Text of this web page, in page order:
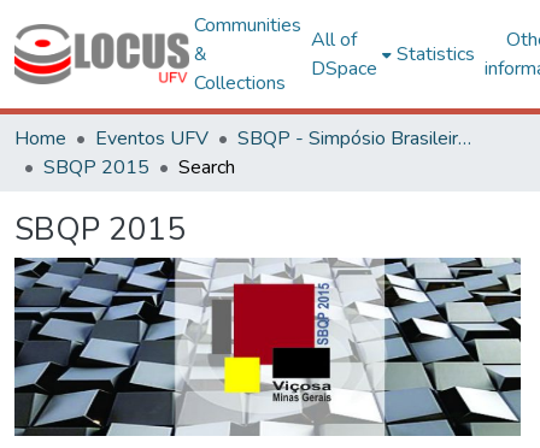
Communities
&
Collections
All of
DSpace
Statistics
Home Eventos UFV
SBQP - Simpósio Brasileiro de Qualidade do Projeto no Ambiente Construído
SBQP 2015
Search
SBQP 2015